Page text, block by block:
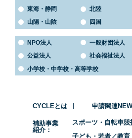
東海・静岡
北陸
山陽・山陰
四国
NPO法人 一般財団法人
公益法人
社会福祉法人
小学校・中学校・高等学校
CYCLEとは 申請関連
補助事業
紹介
スポーツ・自転車競
子ども・若者／教育